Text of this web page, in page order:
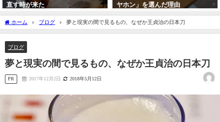
直す時が来た
ヤホン」を選んだ理由
ホーム ブログ 夢と現実の間で見るもの、なぜか王貞治の日本刀
ブログ
夢と現実の間で見るもの、なぜか王貞治の日本刀
PR 2017年12月2日 2018年5月12日